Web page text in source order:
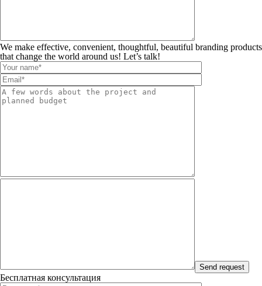
We make effective, convenient, thoughtful, beautiful branding products
that change the world around us! Let’s talk!
Бесплатная консультация